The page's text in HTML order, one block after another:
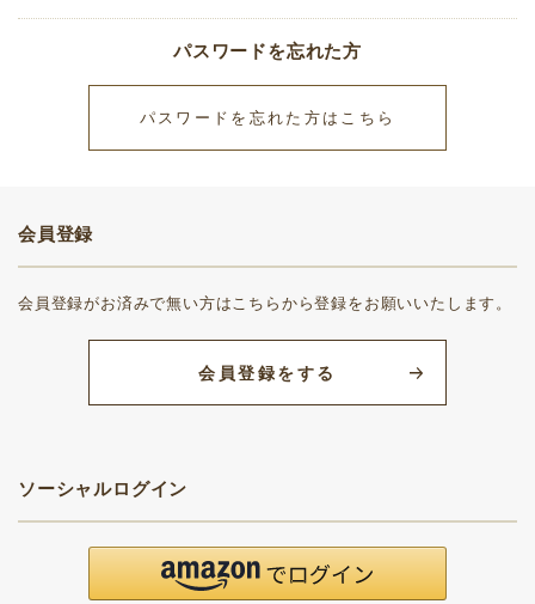
パスワードを忘れた方
パスワードを忘れた方はこちら
会員登録
会員登録がお済みで無い方はこちらから登録をお願いいたします。
会員登録をする
ソーシャルログイン